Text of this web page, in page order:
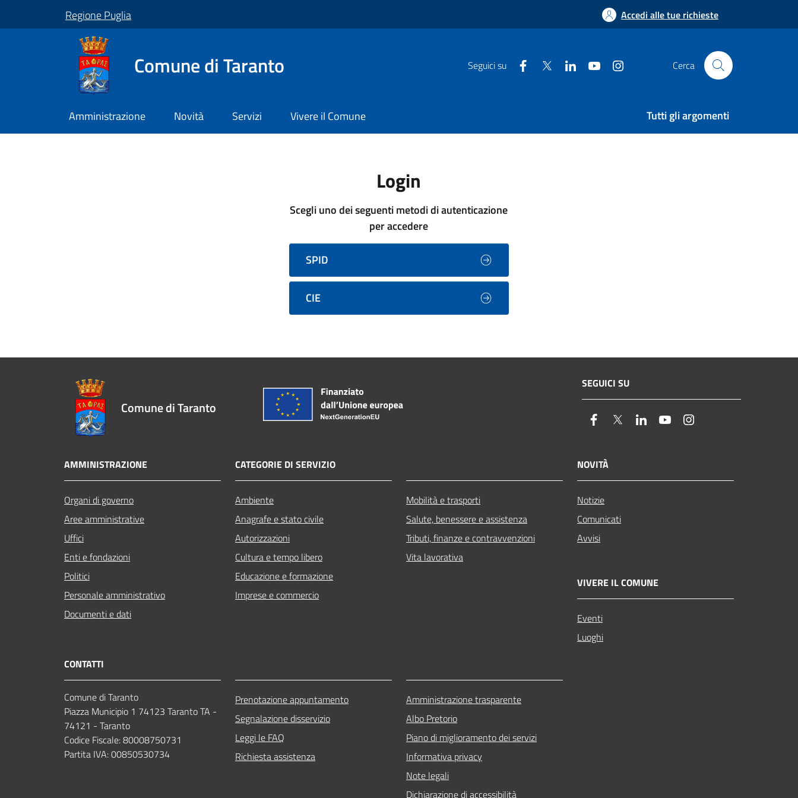
Regione Puglia Accedi alle tue richieste
Comune di Taranto Seguici su facebooktwitter linkedin youtube Cerca
Amministrazione Novità Servizi Vivere il Comune Tutti gli argomenti
Login
Scegli uno dei seguenti metodi di autenticazione
per accedere
SPID
CIE
Comune di Taranto
SEGUICI SU
facebooktwitter linkedin youtube
AMMINISTRAZIONE
Organi di governo
Aree amministrative
Uffici
Enti e fondazioni
Politici
Personale amministrativo
Documenti e dati
CATEGORIE DI SERVIZIO
Ambiente
Anagrafe e stato civile
Autorizzazioni
Cultura e tempo libero
Educazione e formazione
Imprese e commercio
Mobilità e trasporti
Salute, benessere e assistenza
Tributi, finanze e contravvenzioni
Vita lavorativa
NOVITÀ
Notizie
Comunicati
Avvisi
VIVERE IL COMUNE
Eventi
Luoghi
CONTATTI
Comune di Taranto
Piazza Municipio 1 74123 Taranto TA -
74121 - Taranto
Codice Fiscale: 80008750731
Partita IVA: 00850530734
Prenotazione appuntamento
Segnalazione disservizio
Leggi le FAQ
Richiesta assistenza
Amministrazione trasparente
Albo Pretorio
Piano di miglioramento dei servizi
Informativa privacy
Note legali
Dichiarazione di accessibilità